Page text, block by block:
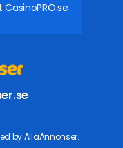
CasinoPRO.se
by AllaAnnonser.